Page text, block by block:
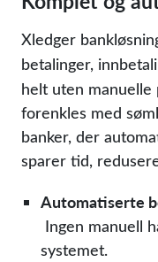
Xledger
betalinger,
helt uten manuelle
forenkles med
banker, der
sparer tid,
Automatiserte
Ingen manuell
systemet.